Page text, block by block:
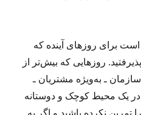
است برای روزهای آینده که
روزهایی که بیش‌تر از
ـ به‌ویژه مشتریان ـ
یک محیط کوچک و دوستانه
نکرده باشید و اگر به